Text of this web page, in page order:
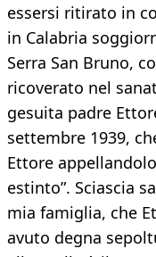
essersi ritirato in
in Calabria
Serra San Bruno,
ricoverato nel
gesuita padre
settembre 1939,
Ettore
estinto”. Sciascia
mia famiglia, che
avuto degna